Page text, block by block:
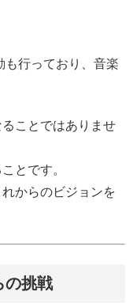
も行っており、音楽
ことではありませ
とです。
からのビジョンを
の挑戦